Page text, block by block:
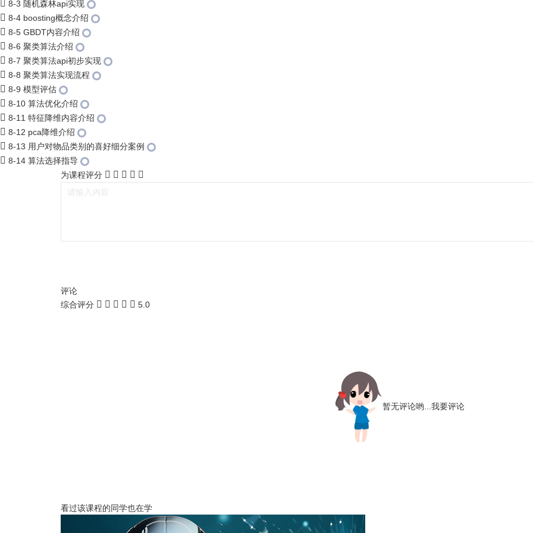
8-3 随机森林api实现
8-4 boosting概念介绍
8-5 GBDT内容介绍
8-6 聚类算法介绍
8-7 聚类算法api初步实现
8-8 聚类算法实现流程
8-9 模型评估
8-10 算法优化介绍
8-11 特征降维内容介绍
8-12 pca降维介绍
8-13 用户对物品类别的喜好细分案例
8-14 算法选择指导
为课程评分
评论
综合评分
5.0
暂无评论哟... 我要评论
看过该课程的同学也在学